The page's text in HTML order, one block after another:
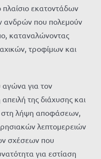
πλαίσιο εκατοντάδων
ανδρών που πολεμούν
καταναλώνοντας
τροφίμων και
αγώνα για τον
της διάχυσης και
στη λήψη αποφάσεων,
λεπτομερειών
σχέσεων που
για εστίαση